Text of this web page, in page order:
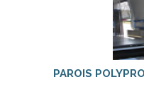
PAROIS